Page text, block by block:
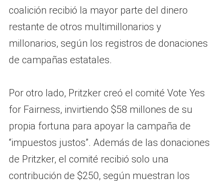
coalición recibió la mayor parte del dinero
restante de otros multimillonarios y
millonarios, según los registros de donaciones
de campañas estatales.
Por otro lado, Pritzker creó el comité Vote Yes
for Fairness, invirtiendo $58 millones de su
propia fortuna para apoyar la campaña de
“impuestos justos”. Además de las donaciones
de Pritzker, el comité recibió solo una
contribución de $250, según muestran los